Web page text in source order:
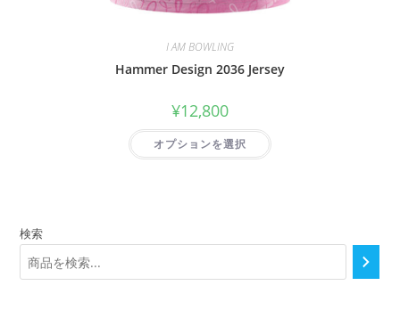
I AM BOWLING
Hammer Design 2036 Jersey
¥12,800
オプションを選択
検索